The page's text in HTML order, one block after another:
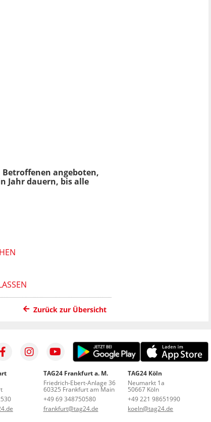
angeboten,
Jahr dauern, bis alle
Zurück zur Übersicht
TAG24 Frankfurt a. M.
Friedrich-Ebert-Anlage 36
60325 Frankfurt am Main
+49 69 348750580
frankfurt@tag24.de
TAG24 Köln
Neumarkt 1a
50667 Köln
+49 221 98651990
koeln@tag24.de